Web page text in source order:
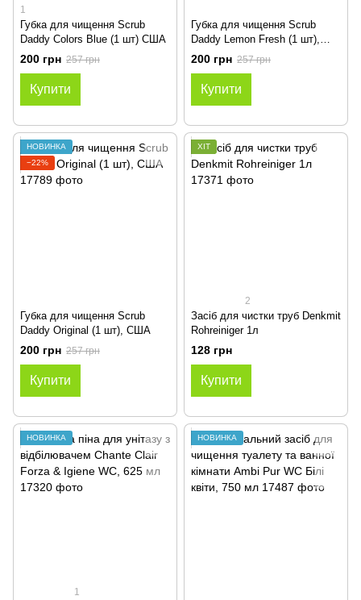
1
Губка для чищення Scrub
Daddy Colors Blue (1 шт) США
200 грн 257 грн
Купити
Губка для чищення Scrub
Daddy Lemon Fresh (1 шт),
США
200 грн 257 грн
Купити
НОВИНКА
−22%
Губка для чищення Scrub
Daddy Original (1 шт), США
200 грн 257 грн
Купити
ХІТ
2
Засіб для чистки труб Denkmit
Rohreiniger 1л
128 грн
Купити
НОВИНКА
1
НОВИНКА